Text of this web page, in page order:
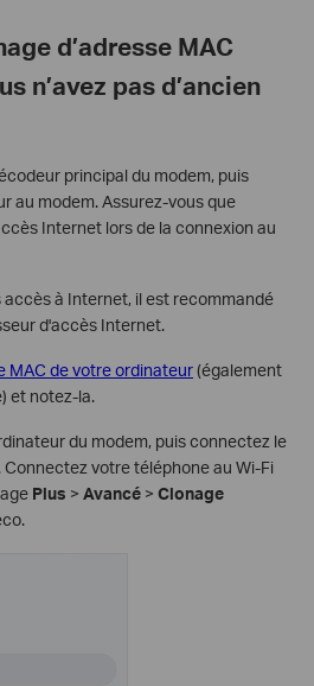
d’adresse MAC
n’avez pas d’ancien
principal du modem, puis
au modem. Assurez-vous que
Internet lors de la connexion au
à Internet, il est recommandé
d'accès Internet.
MAC de votre ordinateur(également
et notez-la.
du modem, puis connectez le
votre téléphone au Wi-Fi
Plus > Avancé > Clonage